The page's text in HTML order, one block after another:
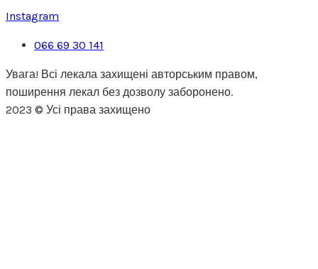
Instagram
066 69 30 141
Увага! Всі лекала захищені авторським правом,
поширення лекал без дозволу заборонено.
2023 © Усі права захищено